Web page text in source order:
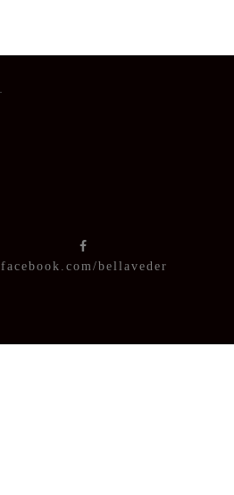
facebook.com/bellaveder